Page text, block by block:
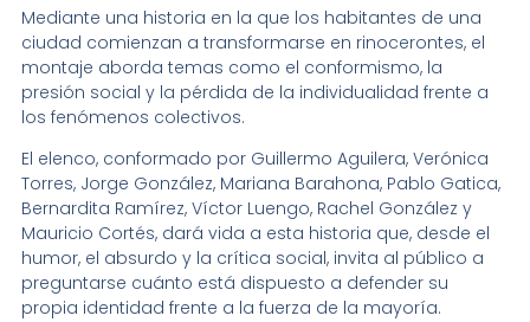
Mediante una historia en la que los habitantes de una
ciudad comienzan a transformarse en rinocerontes, el
montaje aborda temas como el conformismo, la
presión social y la pérdida de la individualidad frente a
los fenómenos colectivos.
El elenco, conformado por Guillermo Aguilera, Verónica
Torres, Jorge González, Mariana Barahona, Pablo Gatica,
Bernardita Ramírez, Víctor Luengo, Rachel González y
Mauricio Cortés, dará vida a esta historia que, desde el
humor, el absurdo y la crítica social, invita al público a
preguntarse cuánto está dispuesto a defender su
propia identidad frente a la fuerza de la mayoría.